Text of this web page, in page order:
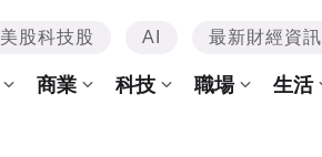
美股科技股 AI 最新財經資訊
商業 科技 職場 生活